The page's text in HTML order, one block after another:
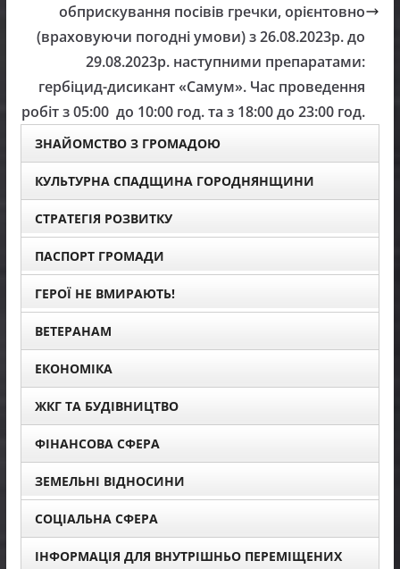
обприскування посівів гречки, орієнтовно
(враховуючи погодні умови) з 26.08.2023р. до
29.08.2023р. наступними препаратами:
гербіцид-дисикант «Самум». Час проведення
робіт з 05:00 до 10:00 год. та з 18:00 до 23:00 год.
ЗНАЙОМСТВО З ГРОМАДОЮ
КУЛЬТУРНА СПАДЩИНА ГОРОДНЯНЩИНИ
СТРАТЕГІЯ РОЗВИТКУ
ПАСПОРТ ГРОМАДИ
ГЕРОЇ НЕ ВМИРАЮТЬ!
ВЕТЕРАНАМ
ЕКОНОМІКА
ЖКГ ТА БУДІВНИЦТВО
ФІНАНСОВА СФЕРА
ЗЕМЕЛЬНІ ВІДНОСИНИ
СОЦІАЛЬНА СФЕРА
ІНФОРМАЦІЯ ДЛЯ ВНУТРІШНЬО ПЕРЕМІЩЕНИХ